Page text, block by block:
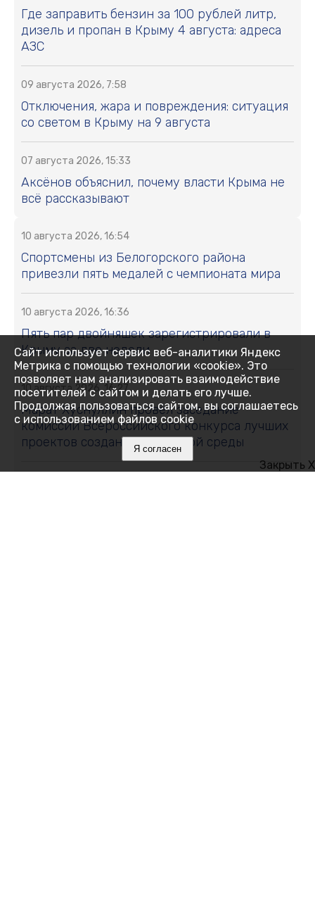
Где заправить бензин за 100 рублей литр,
дизель и пропан в Крыму 4 августа: адреса
АЗС
09 августа 2026, 7:58
Отключения, жара и повреждения: ситуация
со светом в Крыму на 9 августа
07 августа 2026, 15:33
Аксёнов объяснил, почему власти Крыма не
всё рассказывают
10 августа 2026, 16:54
Спортсмены из Белогорского района
привезли пять медалей с чемпионата мира
10 августа 2026, 16:36
Пять пар двойняшек зарегистрировали в
Крыму за две недели
10 августа 2026, 16:27
Марат Хуснуллин провёл заседание
комиссии Всероссийского конкурса лучших
проектов создания городской среды
Закрыть X
Сайт использует сервис веб-аналитики Яндекс
Метрика с помощью технологии «cookie». Это
позволяет нам анализировать взаимодействие
посетителей с сайтом и делать его лучше.
Продолжая пользоваться сайтом, вы соглашаетесь
с использованием файлов cookie
Я согласен